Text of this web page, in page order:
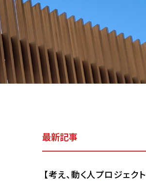
最新記事
【考え、動く人プロジェクト